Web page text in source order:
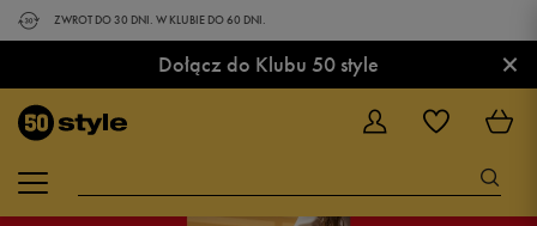
ZWROT DO 30 DNI. W KLUBIE DO 60 DNI.
Dołącz do Klubu 50 style ×